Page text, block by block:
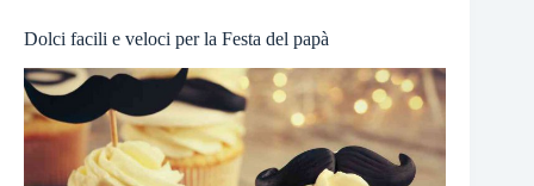
Dolci facili e veloci per la Festa del papà